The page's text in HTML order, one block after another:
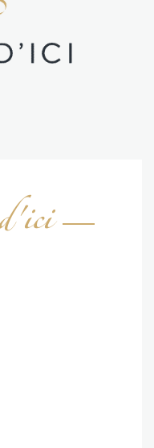
Morbihan (M)